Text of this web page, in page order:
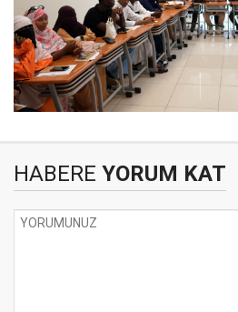
HABERE YORUM KAT